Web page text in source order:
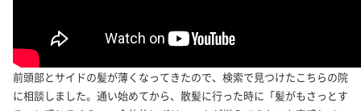
前頭部とサイドの髪が薄くなってきたので、検索で見つけたこちらの院
に相談しました。通い始めてから、散髪に行った時に「髪がもさっとす